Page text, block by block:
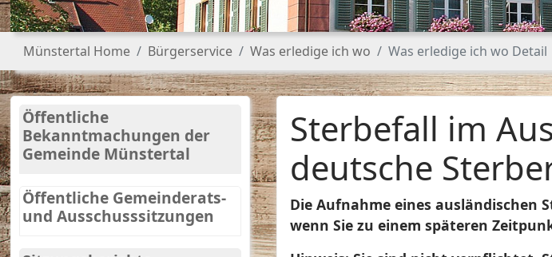
Sie sind hier:
Münstertal Home Bürgerservice Was erledige ich wo Was erledige ich wo Detail
Sterbefall im
deutsche
Die Aufnahme eines ausländischen
wenn Sie zu einem späteren
Öffentliche
Bekanntmachungen der
Gemeinde Münstertal
Öffentliche Gemeinderats-
und Ausschusssitzungen